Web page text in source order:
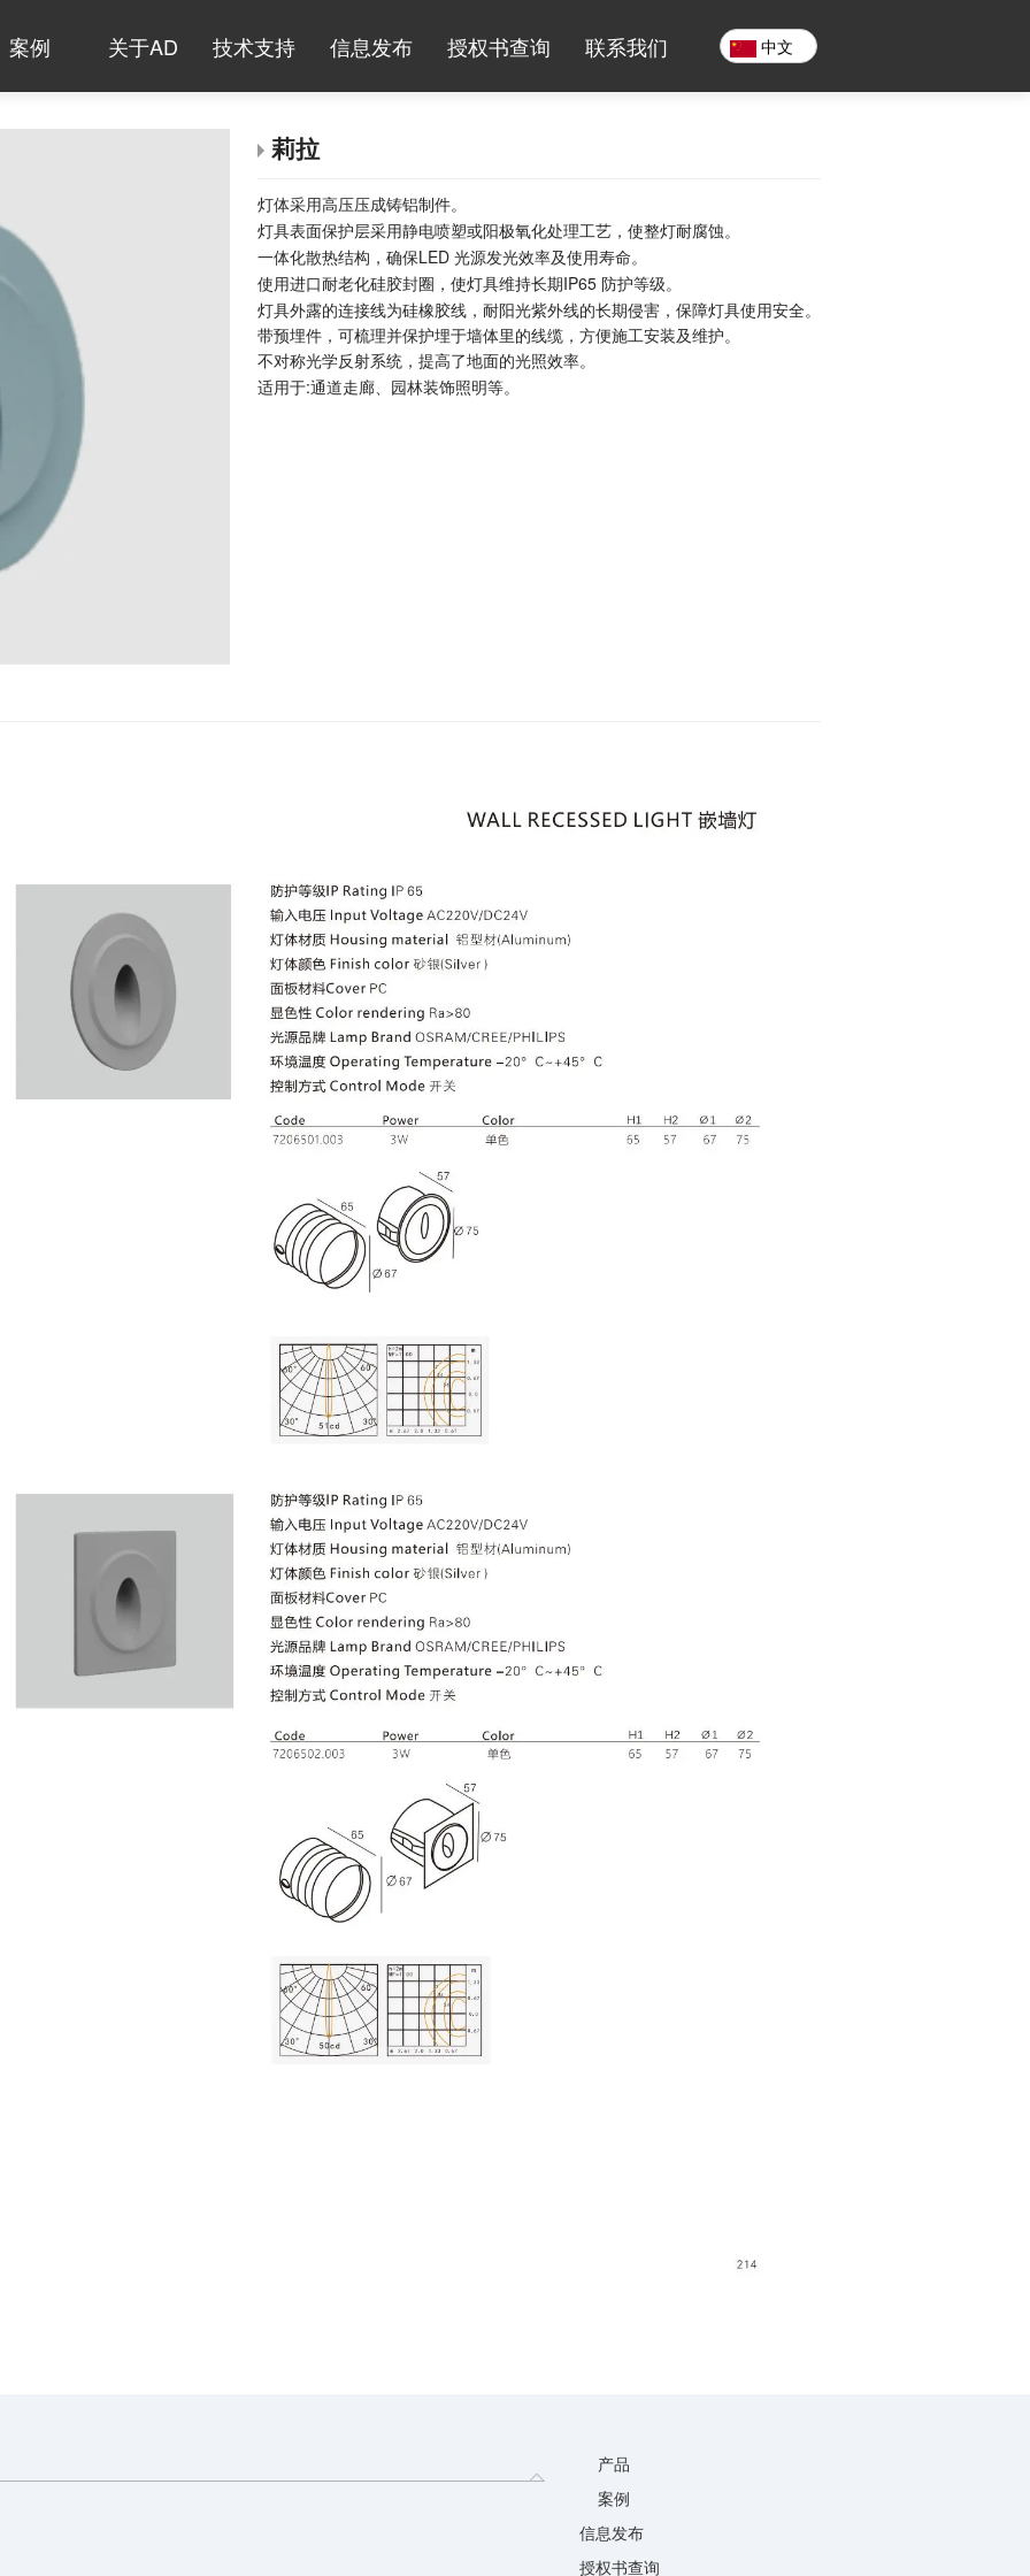
例 关于AD 技术支持 信息发布 授权书查询 联系我们 中文
莉拉
灯体采用高压压成铸铝制件。
灯具表面保护层采用静电喷塑或阳极氧化处理工艺，使整灯耐腐蚀。
一体化散热结构，确保LED 光源发光效率及使用寿命。
使用进口耐老化硅胶封圈，使灯具维持长期IP65 防护等级。
灯具外露的连接线为硅橡胶线，耐阳光紫外线的长期侵害，保障灯具使用安全。
带预埋件，可梳理并保护埋于墙体里的线缆，方便施工安装及维护。
不对称光学反射系统，提高了地面的光照效率。
适用于:通道走廊、园林装饰照明等。
产品
案例
信息发布
授权书查询